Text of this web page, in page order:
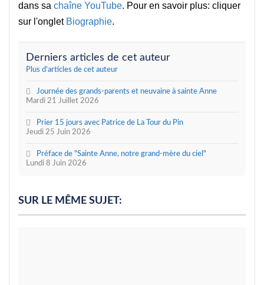
dans sa chaîne YouTube. Pour en savoir plus: cliquer
sur l'onglet Biographie.
Derniers articles de cet auteur
Plus d'articles de cet auteur
Mardi 21 Juillet 2026
Journée des grands-parents et neuvaine à sainte Anne
Jeudi 25 Juin 2026
Prier 15 jours avec Patrice de La Tour du Pin
Lundi 8 Juin 2026
Préface de "Sainte Anne, notre grand-mère du ciel"
SUR LE MÊME SUJET: